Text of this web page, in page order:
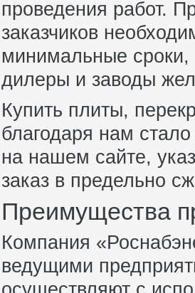
проведения работ.
заказчиков
минимальные сроки,
дилеры и заводы
Купить плиты,
благодаря нам
на нашем сайте,
заказ в предельно
Преимущества
Компания
ведущими